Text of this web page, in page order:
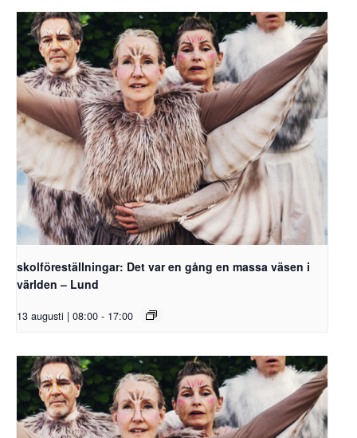
skolföreställningar: Det var en gång en massa väsen i
världen – Lund
13 augusti | 08:00 - 17:00